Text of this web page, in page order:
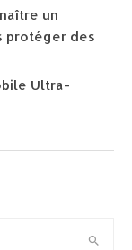
un
protéger des
Ultra-